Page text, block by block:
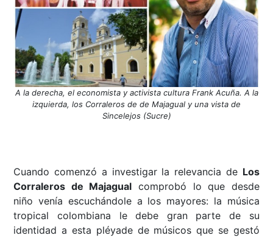
A la derecha, el economista y activista cultura Frank Acuña. A la
izquierda, los Corraleros de de Majagual y una vista de
Sincelejos (Sucre)
Cuando comenzó a investigar la relevancia de Los
Corraleros de Majagual comprobó lo que desde
niño venía escuchándole a los mayores: la música
tropical colombiana le debe gran parte de su
identidad a esta pléyade de músicos que se gestó